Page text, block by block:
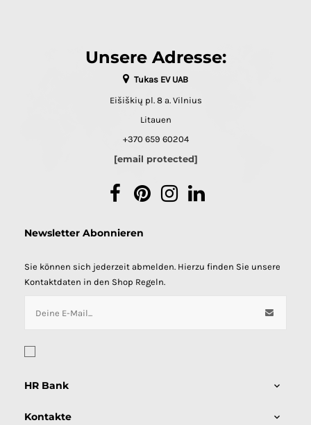
Unsere Adresse:
Tukas EV UAB
Eišiškių pl. 8 a. Vilnius
Litauen
+370 659 60204
[email protected]
FacebookPinterestInstagram
Newsletter Abonnieren
Sie können sich jederzeit abmelden. Hierzu finden Sie unsere
Kontaktdaten in den Shop Regeln.
HR Bank 
Kontakte 